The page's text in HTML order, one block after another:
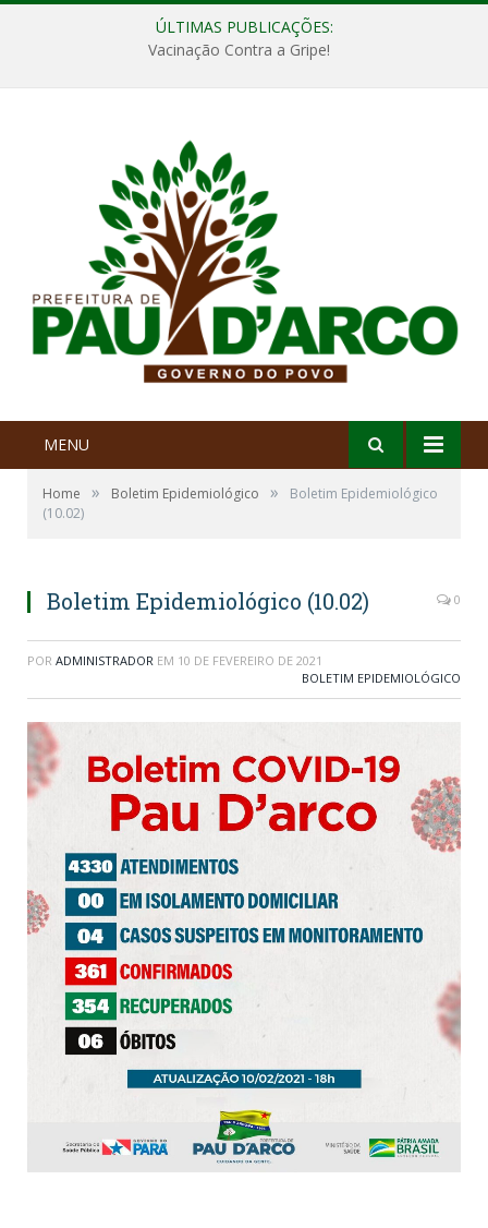
ÚLTIMAS PUBLICAÇÕES:
Vacinação Contra a Gripe!
MENU
Home » Boletim Epidemiológico »
Boletim Epidemiológico
(10.02)
Boletim Epidemiológico (10.02) 0
POR ADMINISTRADOR EM 10 DE FEVEREIRO DE 2021
BOLETIM EPIDEMIOLÓGICO